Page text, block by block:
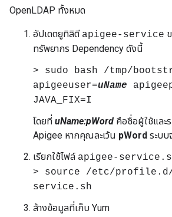
OpenLDAP ทั้งหมด
อัปเดตยูทิลิตี apigee-service
ทรัพยากร Dependency ดังนี้
> sudo bash /tmp/
apigeeuser=uName
JAVA_FIX=I
โดยที่ uName:pWord คือชื่อผู้ใช้และ
Apigee หากคุณละเว้น pWord ระบ
เรียกใช้ไฟล์ apigee-
> source /etc/profile.d/
service.sh
ล้างข้อมูลที่เก็บ Yum